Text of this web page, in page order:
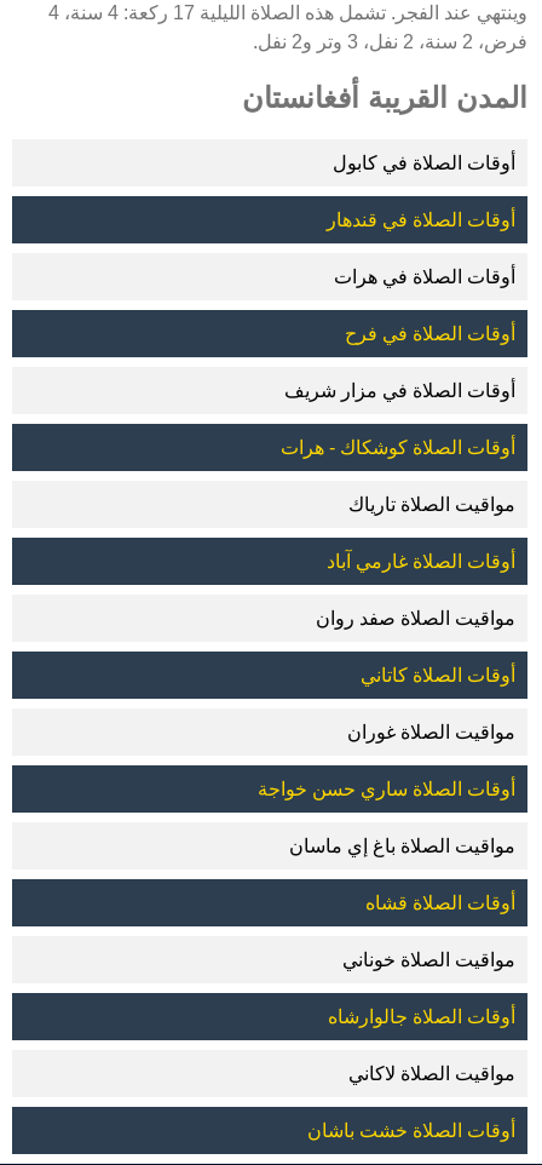
وينتهي عند الفجر. تشمل هذه الصلاة الليلية 17 ركعة: 4 سنة، 4
فرض، 2 سنة، 2 نفل، 3 وتر و2 نفل.
المدن القريبة أفغانستان
أوقات الصلاة في كابول
أوقات الصلاة في قندهار
أوقات الصلاة في هرات
أوقات الصلاة في فرح
أوقات الصلاة في مزار شريف
أوقات الصلاة كوشكاك - هرات
مواقيت الصلاة تارياك
أوقات الصلاة غارمي آباد
مواقيت الصلاة صفد روان
أوقات الصلاة كاتاني
مواقيت الصلاة غوران
أوقات الصلاة ساري حسن خواجة
مواقيت الصلاة باغ إي ماسان
أوقات الصلاة قشاه
مواقيت الصلاة خوناني
أوقات الصلاة جالوارشاه
مواقيت الصلاة لاكاني
أوقات الصلاة خشت باشان